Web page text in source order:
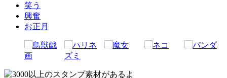
笑う
興奮
お正月